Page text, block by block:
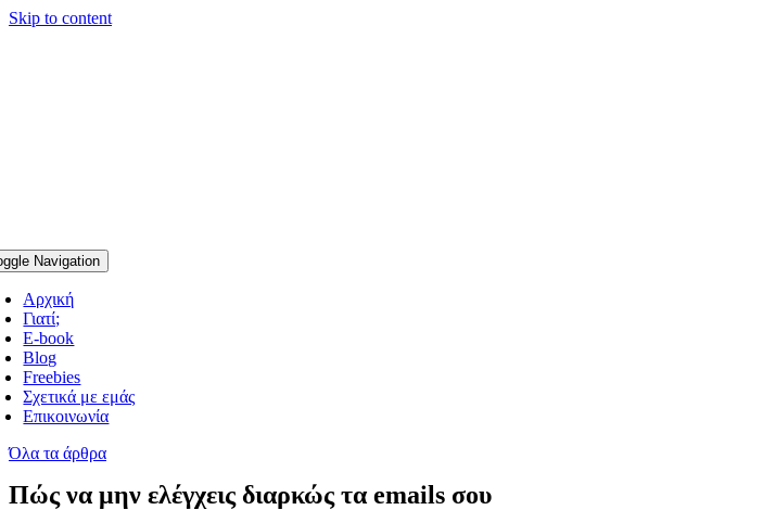
Skip to content
Navigation
Αρχική
Γιατί;
E-book
Blog
Freebies
Σχετικά με εμάς
Επικοινωνία
Όλα τα άρθρα
Πώς να μην ελέγχεις διαρκώς τα emails σου